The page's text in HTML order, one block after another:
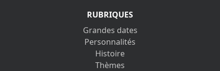
RUBRIQUES
Grandes dates
Personnalités
Histoire
Thèmes